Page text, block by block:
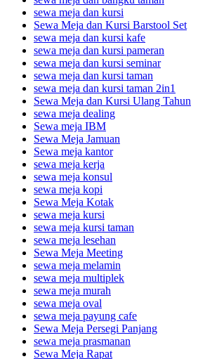
sewa meja dan kursi
Sewa Meja dan Kursi Barstool Set
sewa meja dan kursi kafe
sewa meja dan kursi pameran
sewa meja dan kursi seminar
sewa meja dan kursi taman
sewa meja dan kursi taman 2in1
Sewa Meja dan Kursi Ulang Tahun
sewa meja dealing
Sewa meja IBM
Sewa Meja Jamuan
Sewa meja kantor
sewa meja kerja
sewa meja konsul
sewa meja kopi
Sewa Meja Kotak
sewa meja kursi
sewa meja kursi taman
sewa meja lesehan
Sewa Meja Meeting
sewa meja melamin
sewa meja multiplek
sewa meja murah
sewa meja oval
sewa meja payung cafe
Sewa Meja Persegi Panjang
sewa meja prasmanan
Sewa Meja Rapat